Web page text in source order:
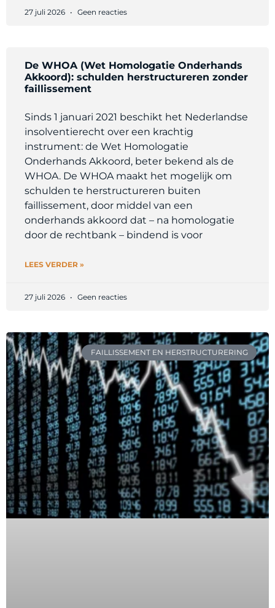
27 juli 2026 Geen reacties
De WHOA (Wet Homologatie Onderhands
Akkoord): schulden herstructureren zonder
faillissement
Sinds 1 januari 2021 beschikt het Nederlandse
insolventierecht over een krachtig
instrument: de Wet Homologatie
Onderhands Akkoord, beter bekend als de
WHOA. De WHOA maakt het mogelijk om
schulden te herstructureren buiten
faillissement, door middel van een
onderhands akkoord dat – na homologatie
door de rechtbank – bindend is voor
LEES VERDER »
27 juli 2026 Geen reacties
FAILLISSEMENT EN HERSTRUCTURERING